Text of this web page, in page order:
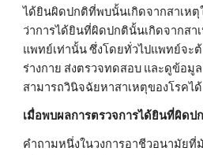
ได้ยินผิดปกติที่พบนั้นเกิดจากสาเหตุ
ว่าการได้ยินที่ผิดปกตินั้นเกิดจากสา
แพทย์เท่านั้น ซึ่งโดยทั่วไปแพทย์จะ
ร่างกาย ส่งตรวจทดสอบ และดูข้อมู
สามารถวินิจฉัยหาสาเหตุของโรคได้
เมื่อพบผลการตรวจการได้ยินที่ผิดป
คำถามหนึ่งในวงการอาชีวอนามัยที่